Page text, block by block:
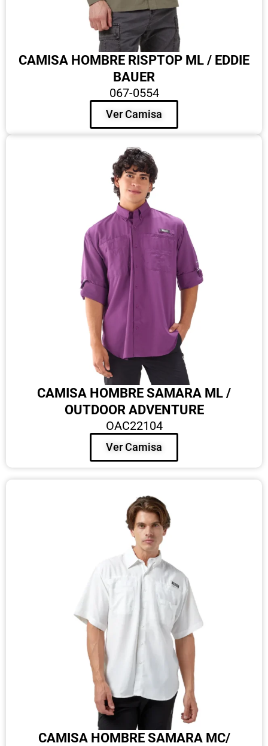
CAMISA HOMBRE RISPTOP ML / EDDIE
BAUER
067-0554
Ver Camisa
CAMISA HOMBRE SAMARA ML /
OUTDOOR ADVENTURE
OAC22104
Ver Camisa
CAMISA HOMBRE SAMARA MC/